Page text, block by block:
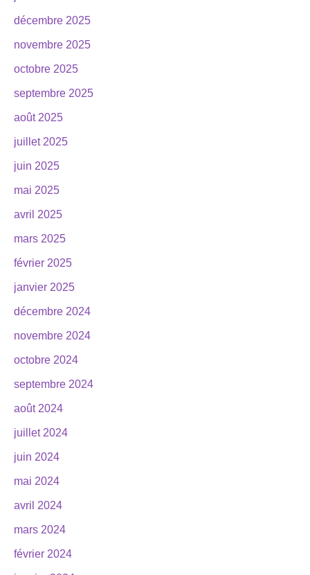
décembre 2025
novembre 2025
octobre 2025
septembre 2025
août 2025
juillet 2025
juin 2025
mai 2025
avril 2025
mars 2025
février 2025
janvier 2025
décembre 2024
novembre 2024
octobre 2024
septembre 2024
août 2024
juillet 2024
juin 2024
mai 2024
avril 2024
mars 2024
février 2024